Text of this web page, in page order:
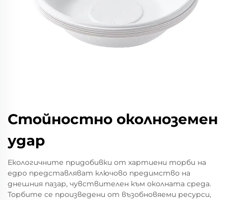
Стойностно околноземен
удар
Екологичните придобивки от хартиени торби на
едро представляват ключово предимство на
днешния пазар, чувствителен към околната среда.
Торбите се произведени от възобновяеми ресурси,